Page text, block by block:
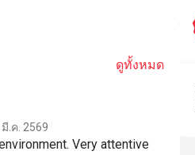
ดูทั้งหมด
มี.ค. 2569
Very attentive